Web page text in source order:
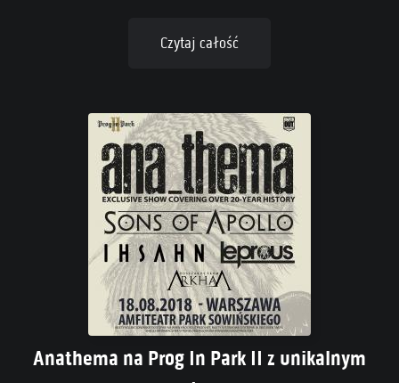
Czytaj całość
Anathema na Prog In Park II z unikalnym